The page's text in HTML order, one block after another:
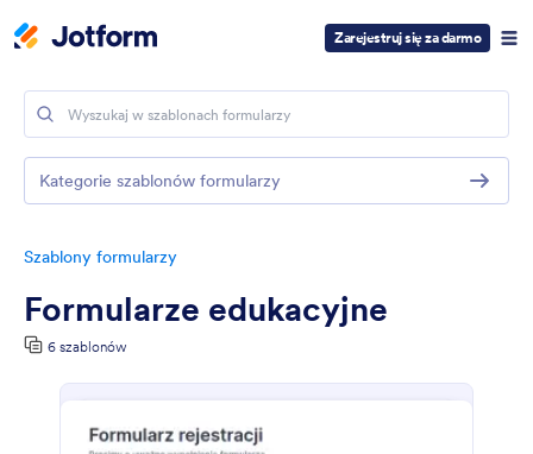
Zarejestruj się za darmo
Szablony formularzy
Formularze edukacyjne
6 szablonów
Kategorie szablonów formularzy